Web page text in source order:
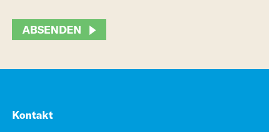
ABSENDEN
Kontakt